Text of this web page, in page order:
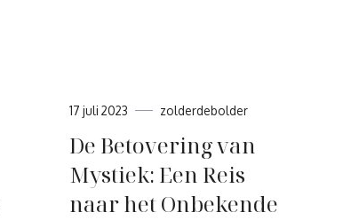
17 juli 2023 zolderdebolder
De Betovering van
Mystiek: Een Reis
naar het Onbekende